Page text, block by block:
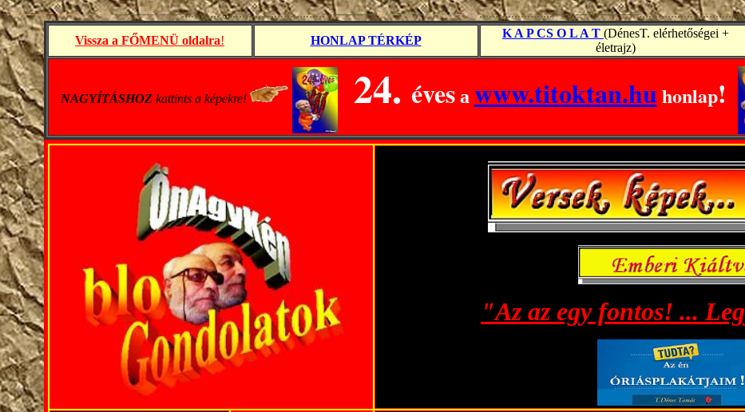
------------------------------------------- ............................................. -------------------------------------.......................----..----------------
Vissza a FŐMENÜ oldalra! HONLAP TÉRKÉP
K A P CS O L A T (DénesT. elérhetőségei +
életrajz)
NAGYÍTÁSHOZkattints a képekre! 24. évesa www.titoktan.huhonlap!
"Az az egy fontos! ...